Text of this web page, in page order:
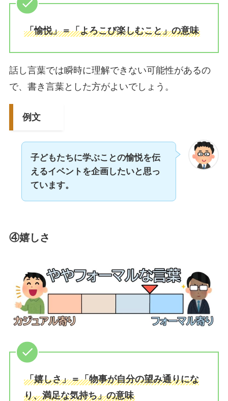
「愉悦」＝「よろこび楽しむこと」の意味
話し言葉では瞬時に理解できない可能性があるの
で、書き言葉とした方がよいでしょう。
例文
子どもたちに学ぶことの愉悦を伝
えるイベントを企画したいと思っ
ています。
④嬉しさ
「嬉しさ」＝「物事が自分の望み通りにな
り、満足な気持ち」の意味